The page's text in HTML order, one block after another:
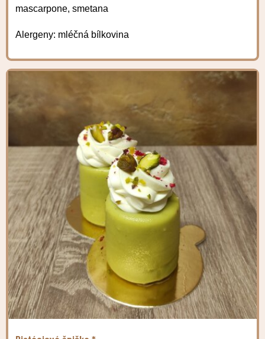
mascarpone, smetana
Alergeny: mléčná bílkovina